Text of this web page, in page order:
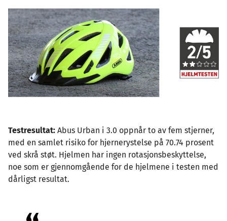
Testresultat: Abus Urban i 3.0 oppnår to av fem stjerner,
med en samlet risiko for hjernerystelse på 70.74 prosent
ved skrå støt. Hjelmen har ingen rotasjonsbeskyttelse,
noe som er gjennomgående for de hjelmene i testen med
dårligst resultat.